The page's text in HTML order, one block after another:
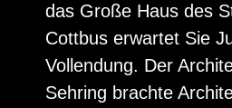
das Große Haus des
Cottbus erwartet Sie
Vollendung. Der
Sehring brachte